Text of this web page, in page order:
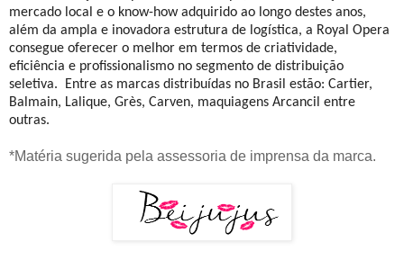
mercado local e o know-how adquirido ao longo destes anos,
além da ampla e inovadora estrutura de logística, a Royal Opera
consegue oferecer o melhor em termos de criatividade,
eficiência e profissionalismo no segmento de distribuição
seletiva. Entre as marcas distribuídas no Brasil estão: Cartier,
Balmain, Lalique, Grès, Carven, maquiagens Arcancil entre
outras.
*Matéria sugerida pela assessoria de imprensa da marca.